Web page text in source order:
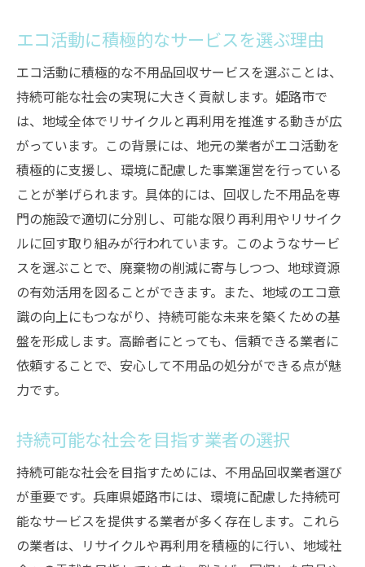
エコ活動に積極的なサービスを選ぶ理由
エコ活動に積極的な不用品回収サービスを選ぶことは、
持続可能な社会の実現に大きく貢献します。姫路市で
は、地域全体でリサイクルと再利用を推進する動きが広
がっています。この背景には、地元の業者がエコ活動を
積極的に支援し、環境に配慮した事業運営を行っている
ことが挙げられます。具体的には、回収した不用品を専
門の施設で適切に分別し、可能な限り再利用やリサイク
ルに回す取り組みが行われています。このようなサービ
スを選ぶことで、廃棄物の削減に寄与しつつ、地球資源
の有効活用を図ることができます。また、地域のエコ意
識の向上にもつながり、持続可能な未来を築くための基
盤を形成します。高齢者にとっても、信頼できる業者に
依頼することで、安心して不用品の処分ができる点が魅
力です。
持続可能な社会を目指す業者の選択
持続可能な社会を目指すためには、不用品回収業者選び
が重要です。兵庫県姫路市には、環境に配慮した持続可
能なサービスを提供する業者が多く存在します。これら
の業者は、リサイクルや再利用を積極的に行い、地域社